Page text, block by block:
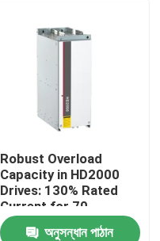
Robust Overload
Capacity in HD2000
Drives: 130% Rated
Current for 70
Seconds
অনুসন্ধান পাঠান